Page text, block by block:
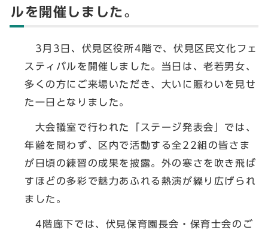
ルを開催しました。
3月3日、伏見区役所4階で、伏見区民文化フェ
スティバルを開催しました。当日は、老若男女、
多くの方にご来場いただき、大いに賑わいを見せ
た一日となりました。
大会議室で行われた「ステージ発表会」では、
年齢を問わず、区内で活動する全22組の皆さま
が日頃の練習の成果を披露。外の寒さを吹き飛ば
すほどの多彩で魅力あふれる熱演が繰り広げられ
ました。
4階廊下では、伏見保育園長会・保育士会のご